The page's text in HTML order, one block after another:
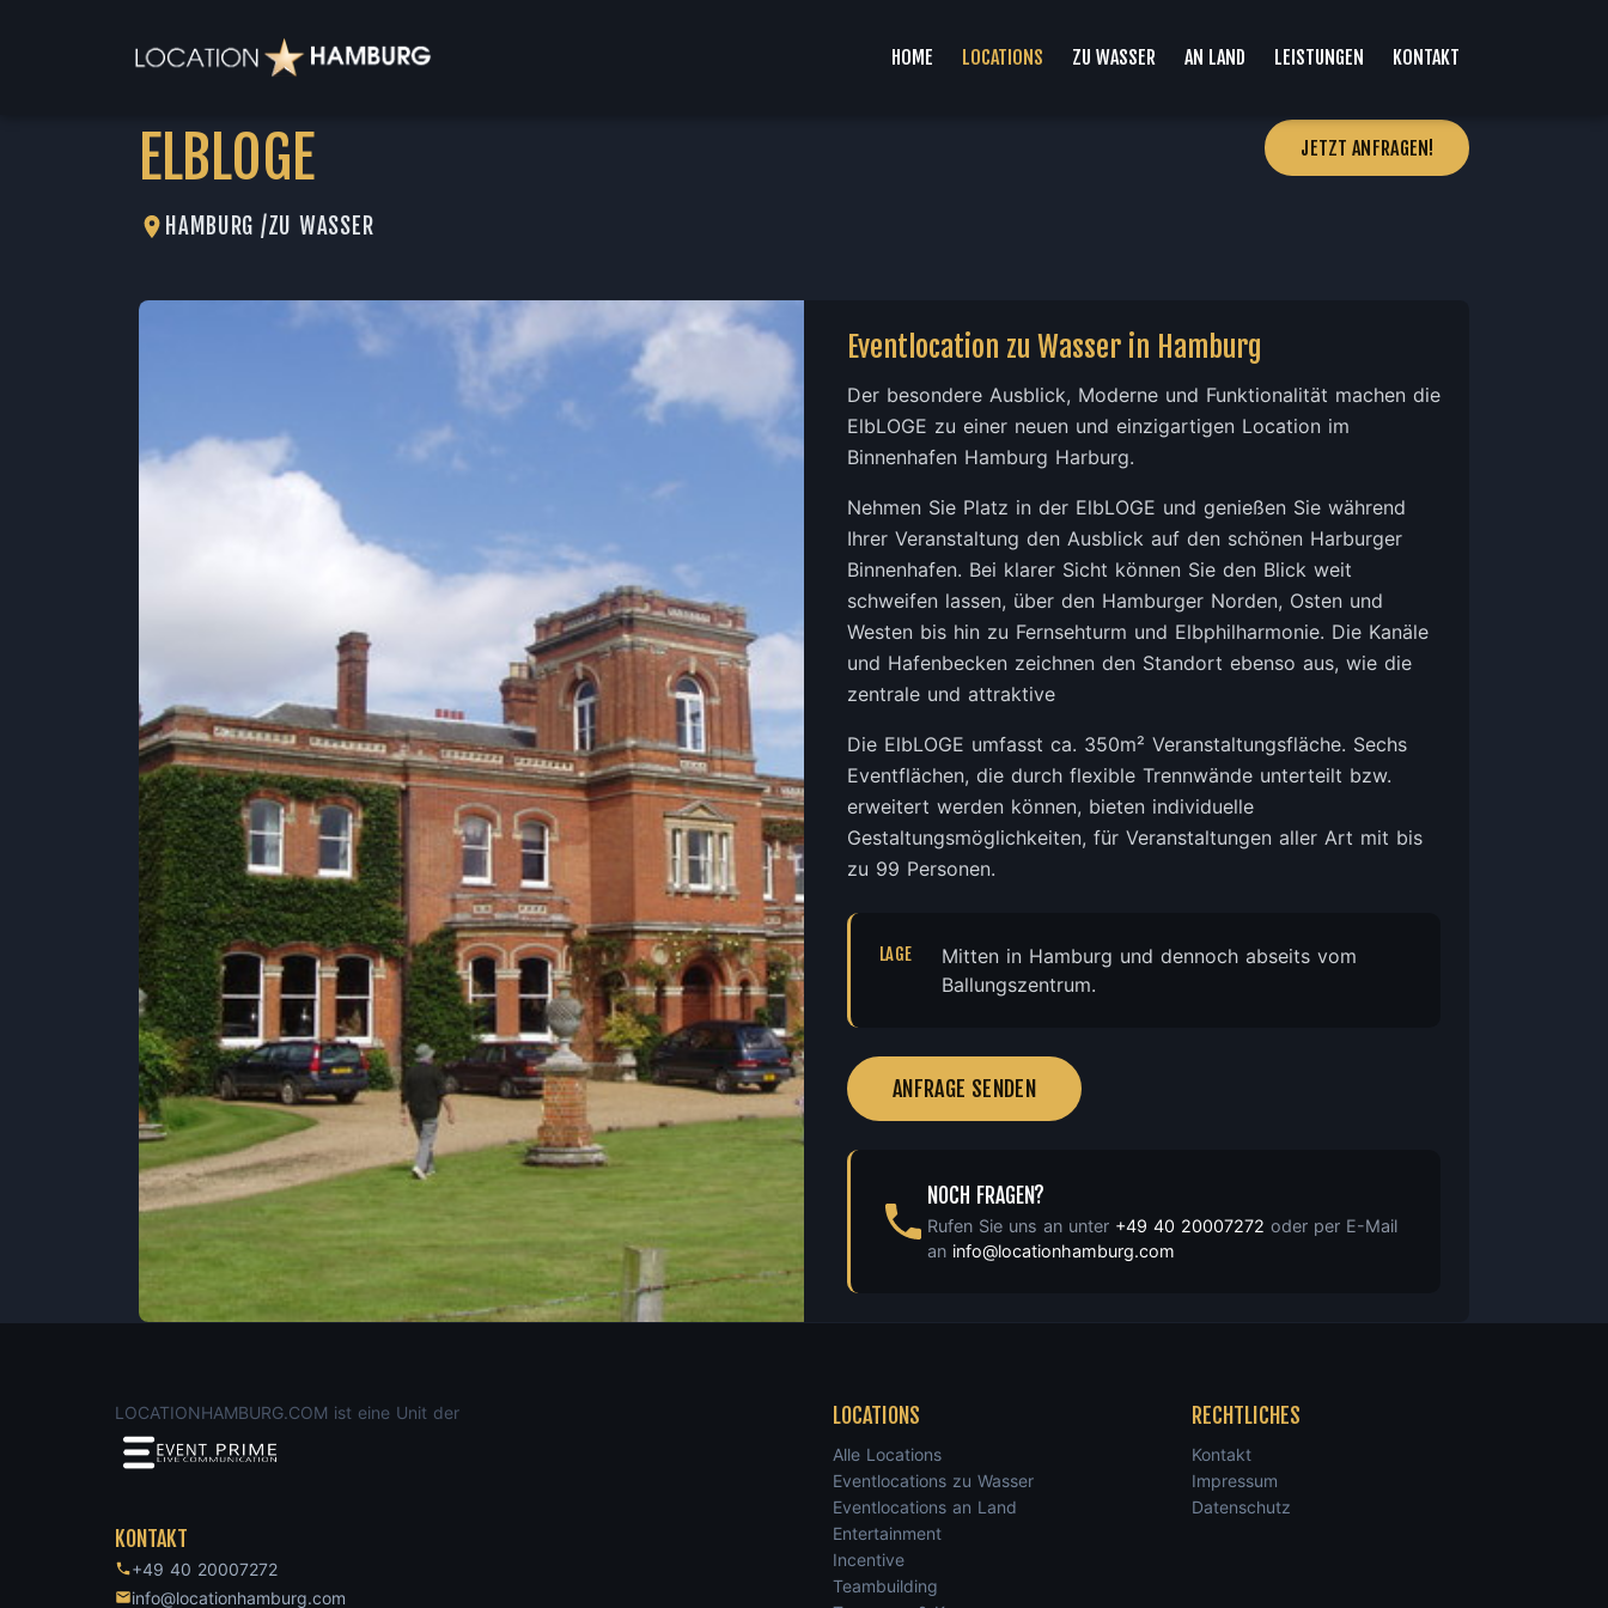
HOME LOCATIONS ZU WASSER AN LAND LEISTUNGEN KONTAKT
ELBLOGE
HAMBURG /ZU WASSER
JETZT ANFRAGEN!
Eventlocation zu Wasser in Hamburg
Der besondere Ausblick, Moderne und Funktionalität machen die
ElbLOGE zu einer neuen und einzigartigen Location im
Binnenhafen Hamburg Harburg.
Nehmen Sie Platz in der ElbLOGE und genießen Sie während
Ihrer Veranstaltung den Ausblick auf den schönen Harburger
Binnenhafen. Bei klarer Sicht können Sie den Blick weit
schweifen lassen, über den Hamburger Norden, Osten und
Westen bis hin zu Fernsehturm und Elbphilharmonie. Die Kanäle
und Hafenbecken zeichnen den Standort ebenso aus, wie die
zentrale und attraktive
Die ElbLOGE umfasst ca. 350m² Veranstaltungsfläche. Sechs
Eventflächen, die durch flexible Trennwände unterteilt bzw.
erweitert werden können, bieten individuelle
Gestaltungsmöglichkeiten, für Veranstaltungen aller Art mit bis
zu 99 Personen.
LAGE
Mitten in Hamburg und dennoch abseits vom
Ballungszentrum.
ANFRAGE SENDEN
NOCH FRAGEN?
Rufen Sie uns an unter +49 40 20007272 oder per E-Mail
an info@locationhamburg.com
LOCATIONHAMBURG.COM ist eine Unit der
KONTAKT
+49 40 20007272
info@locationhamburg.com
LOCATIONS
Alle Locations
Eventlocations zu Wasser
Eventlocations an Land
Entertainment
Incentive
Teambuilding
RECHTLICHES
Kontakt
Impressum
Datenschutz